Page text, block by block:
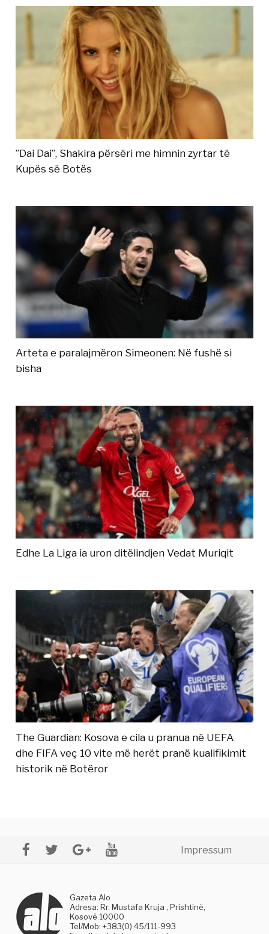
”Dai Dai”, Shakira përsëri me himnin zyrtar të
Kupës së Botës
Arteta e paralajmëron Simeonen: Në fushë si
bisha
Edhe La Liga ia uron ditëlindjen Vedat Muriqit
The Guardian: Kosova e cila u pranua në UEFA
dhe FIFA veç 10 vite më herët pranë kualifikimit
historik në Botëror
Impressum
Gazeta Alo
Adresa: Rr. Mustafa Kruja , Prishtinë,
Kosovë 10000
Tel/Mob: +383(0) 45/111-993